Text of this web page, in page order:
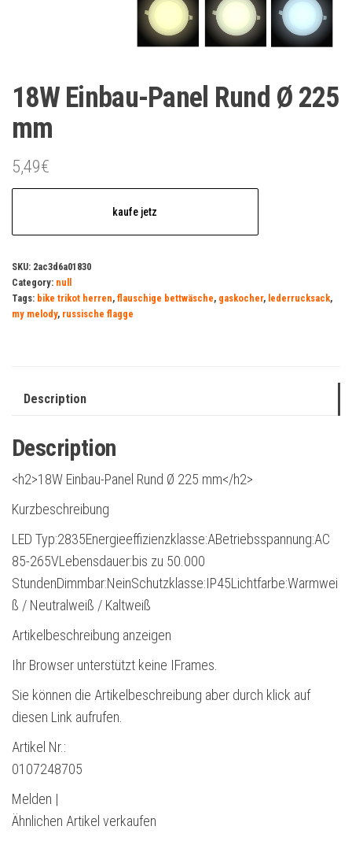
18W Einbau-Panel Rund Ø 225
mm
5,49€
kaufe jetz
SKU: 2ac3d6a01830
Category: null
Tags: bike trikot herren, flauschige bettwäsche, gaskocher, lederrucksack,
my melody, russische flagge
Description
Description
<h2>18W Einbau-Panel Rund Ø 225 mm</h2>
Kurzbeschreibung
LED Typ:2835Energieeffizienzklasse:ABetriebsspannung:AC
85-265VLebensdauer:bis zu 50.000
StundenDimmbar:NeinSchutzklasse:IP45Lichtfarbe:Warmwei
ß / Neutralweiß / Kaltweiß
Artikelbeschreibung anzeigen
Ihr Browser unterstützt keine IFrames.
Sie können die Artikelbeschreibung aber durch klick auf
diesen Link aufrufen.
Artikel Nr.:
0107248705
Melden |
Ähnlichen Artikel verkaufen